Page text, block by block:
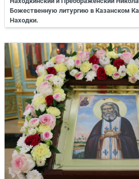
Божественную литургию в Казанском
Находки.